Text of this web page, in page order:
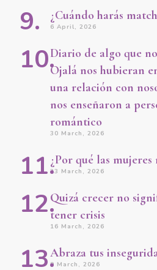
¿Cuándo harás
6 April, 2026
Diario de algo que
Ojalá nos hubieran
una relación con
nos enseñaron a
romántico
30 March, 2026
¿Por qué las
23 March, 2026
Quizá crecer no
tener crisis
16 March, 2026
Abraza tus
9 March, 2026